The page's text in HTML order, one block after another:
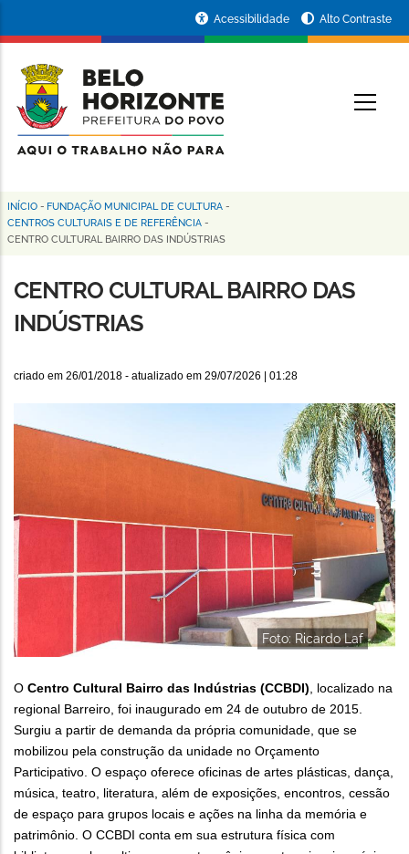
conteúdo
principal
da
Prefeitura
de
Horizonte
Acessibilidade Alto Contraste
Trilha
de
navegação
INÍCIO - FUNDAÇÃO MUNICIPAL DE CULTURA -
CENTROS CULTURAIS E DE REFERÊNCIA -
CENTRO CULTURAL BAIRRO DAS INDÚSTRIAS
CENTRO CULTURAL BAIRRO DAS
INDÚSTRIAS
criado em 26/01/2018 - atualizado em 29/07/2026 | 01:28
Foto: Ricardo Laf
O Centro Cultural Bairro das Indústrias (CCBDI), localizado na
regional Barreiro, foi inaugurado em 24 de outubro de 2015.
Surgiu a partir de demanda da própria comunidade, que se
mobilizou pela construção da unidade no Orçamento
Participativo. O espaço oferece oficinas de artes plásticas, dança,
música, teatro, literatura, além de exposições, encontros, cessão
de espaço para grupos locais e ações na linha da memória e
patrimônio. O CCBDI conta em sua estrutura física com